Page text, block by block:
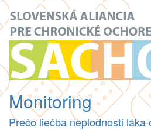
Monitoring
Prečo liečba neplodnosti láka